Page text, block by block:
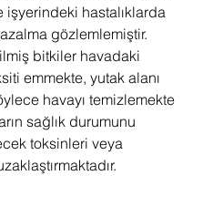
hastalıklarda
gözlemlemiştir.
bitkiler havadaki
emmekte, yutak alanı
havayı temizlemekte
sağlık durumunu
toksinleri veya